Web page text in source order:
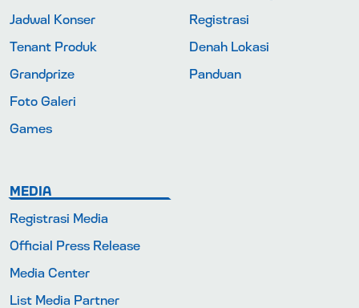
Jadwal Konser
Tenant Produk
Grandprize
Foto Galeri
Games
Registrasi
Denah Lokasi
Panduan
MEDIA
Registrasi Media
Official Press Release
Media Center
List Media Partner